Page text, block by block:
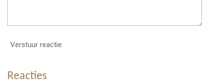
Verstuur reactie
Reacties